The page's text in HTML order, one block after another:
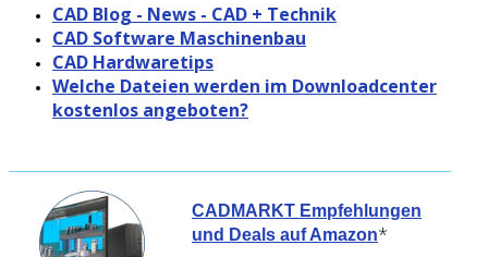
CAD Blog - News - CAD + Technik
CAD Software Maschinenbau
CAD Hardwaretips
Welche Dateien werden im Downloadcenter
kostenlos angeboten?
CADMARKT Empfehlungen
und Deals auf Amazon*